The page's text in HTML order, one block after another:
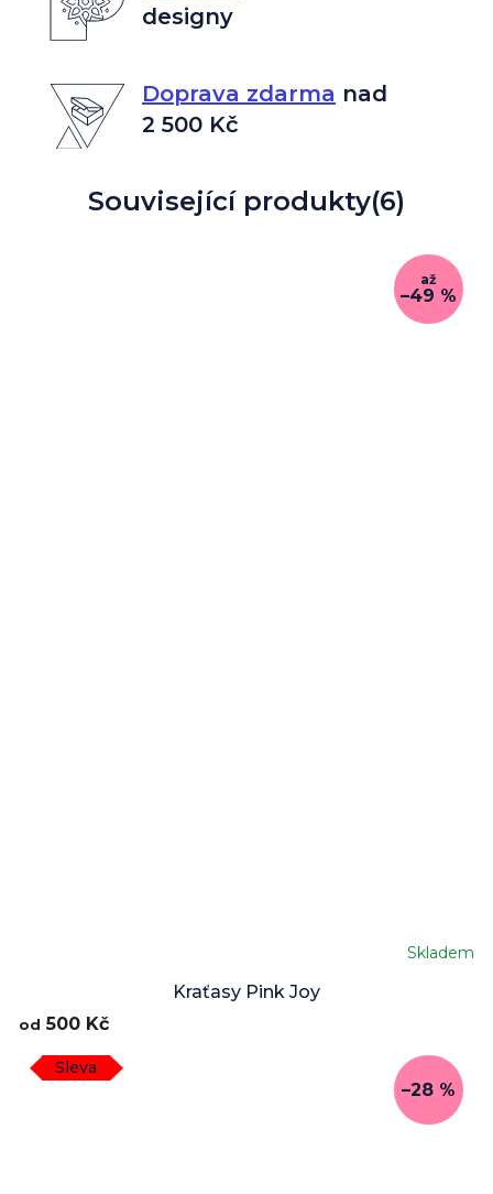
designy
Doprava zdarma nad
2 500 Kč
Související produkty(6)
až
–49 %
Kraťasy Pink Joy
Skladem
od 500 Kč
Sleva
–28 %